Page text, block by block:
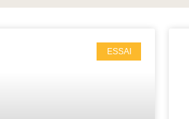
ESSAI